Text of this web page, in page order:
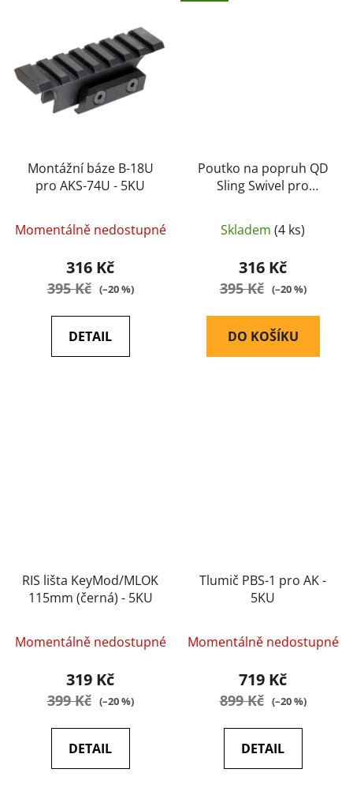
Montážní báze B-18U
pro AKS-74U - 5KU
Momentálně nedostupné
316 Kč
395 Kč (–20 %)
DETAIL
Poutko na popruh QD
Sling Swivel pro
Skladem (4 ks)
316 Kč
395 Kč (–20 %)
DO KOŠÍKU
RIS lišta KeyMod/MLOK
115mm (černá) - 5KU
Momentálně nedostupné
319 Kč
399 Kč (–20 %)
DETAIL
Tlumič PBS-1 pro AK -
5KU
Momentálně nedostupné
719 Kč
899 Kč (–20 %)
DETAIL